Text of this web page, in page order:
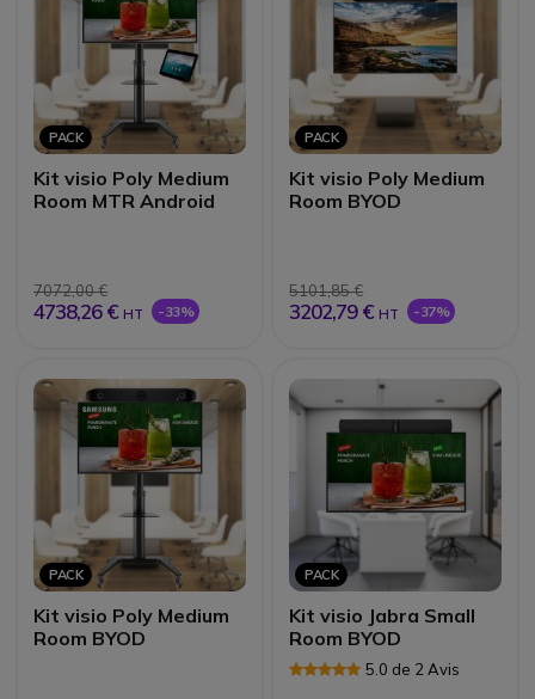
PACK
Kit visio Poly Medium
Room MTR Android
7072,00 €
4738,26 € HT -33%
PACK
Kit visio Poly Medium
Room BYOD
5101,85 €
3202,79 € HT -37%
PACK
Kit visio Poly Medium
Room BYOD
PACK
Kit visio Jabra Small
Room BYOD
5.0 de 2 Avis